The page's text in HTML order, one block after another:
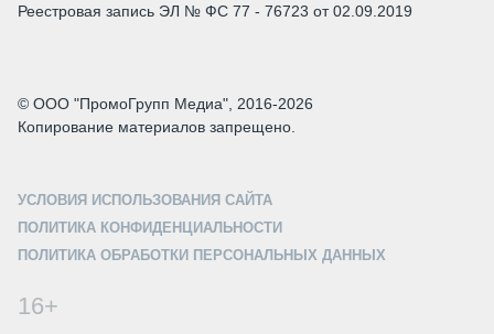
Реестровая запись ЭЛ № ФС 77 - 76723 от 02.09.2019
© ООО "ПромоГрупп Медиа", 2016-2026
Копирование материалов запрещено.
УСЛОВИЯ ИСПОЛЬЗОВАНИЯ САЙТА
ПОЛИТИКА КОНФИДЕНЦИАЛЬНОСТИ
ПОЛИТИКА ОБРАБОТКИ ПЕРСОНАЛЬНЫХ ДАННЫХ
16+